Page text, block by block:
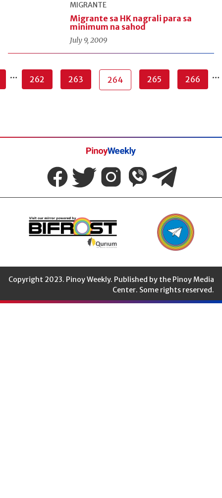
MIGRANTE
Migrante sa HK nagrali para sa
minimum na sahod
July 9, 2009
… 262 263 264 265 266 …
Pinoy
Weekly
Copyright 2023. Pinoy Weekly. Published by the Pinoy Media
Center. Some rights reserved.